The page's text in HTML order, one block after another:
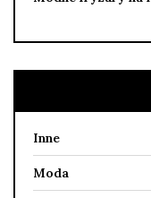
Inne
Moda